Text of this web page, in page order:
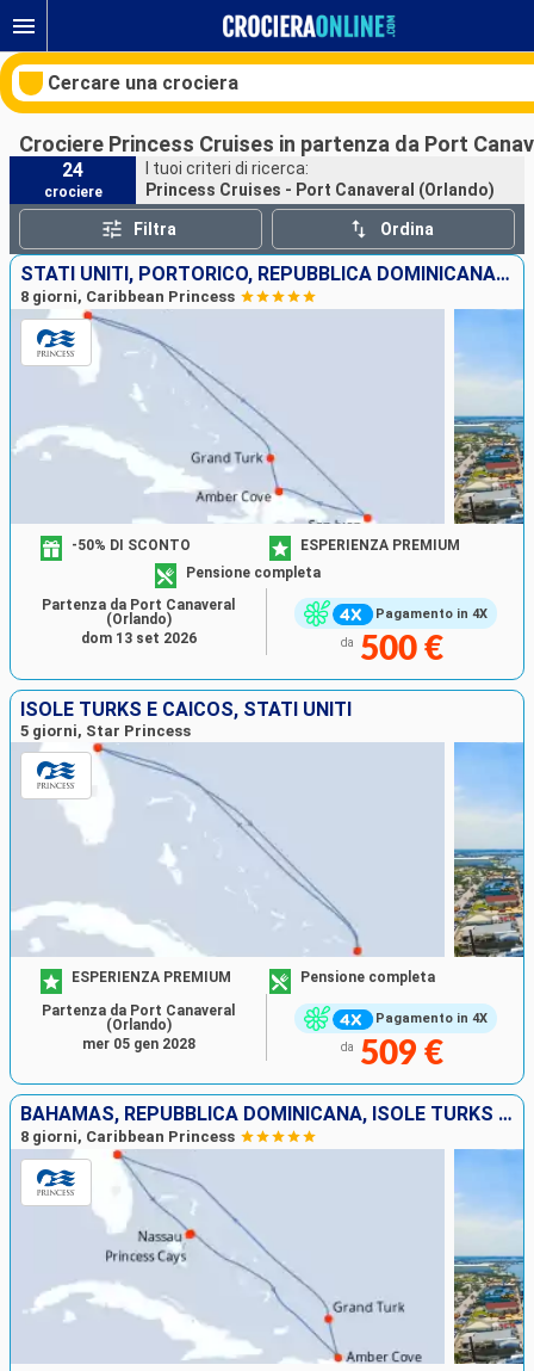
Cercare una crociera
Le nostre destinazioni
Mesi di partenza
Porti Compagnie
Crociere Princess Cruises in partenza da Port
24
crociere
I tuoi criteri di ricerca:
Princess Cruises - Port Canaveral (Orlando)
Filtra Ordina
STATI UNITI, PORTORICO, REPUBBLICA DOMINICANA, ISOLE TURKS E CAICOS
8 giorni, Caribbean Princess
Pagamento in 4X
-50% DI SCONTO
ESPERIENZA PREMIUM
Pensione completa
da 500 €
Partenza da Port Canaveral
(Orlando)
dom 13 set 2026
ISOLE TURKS E CAICOS, STATI UNITI
5 giorni, Star Princess
Pagamento in 4X
ESPERIENZA PREMIUM Pensione completa
da 509 €
Partenza da Port Canaveral
(Orlando)
mer 05 gen 2028
BAHAMAS, REPUBBLICA DOMINICANA, ISOLE TURKS E CAICOS, STATI UNITI
8 giorni, Caribbean Princess